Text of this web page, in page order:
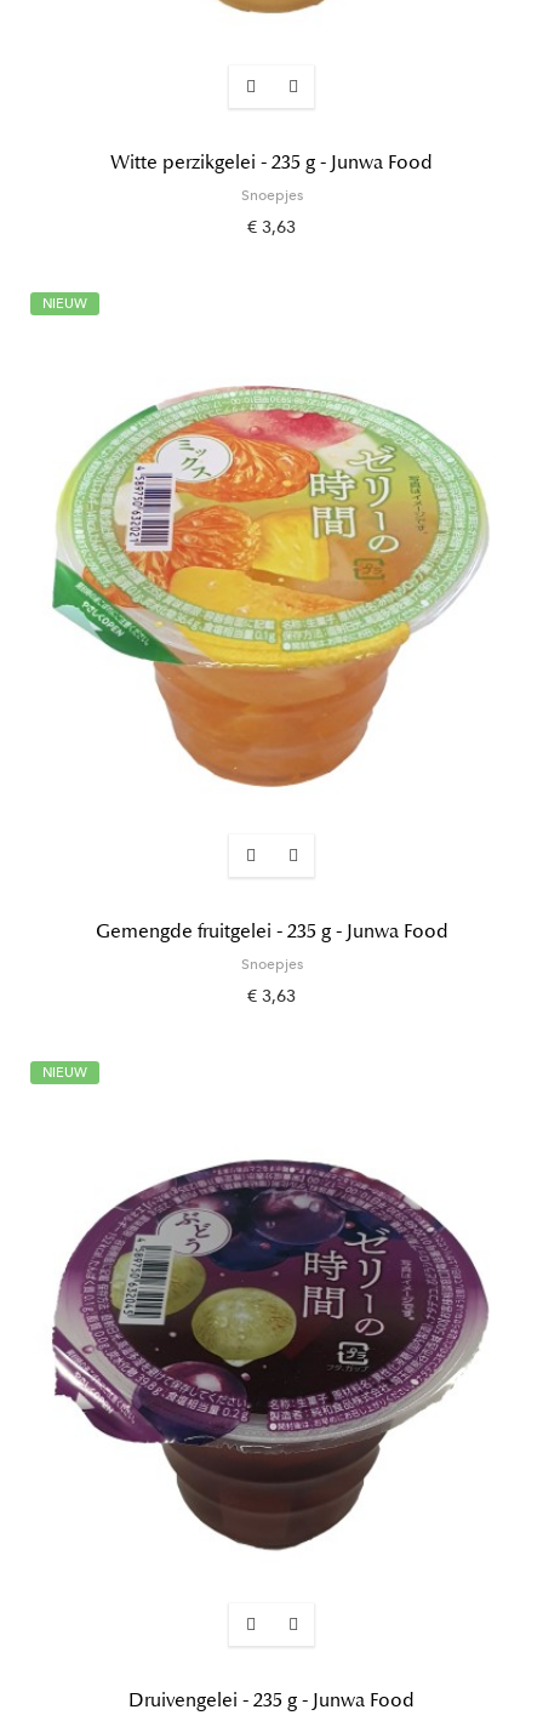
Witte perzikgelei - 235 g - Junwa Food
Snoepjes
€ 3,63
NIEUW
Gemengde fruitgelei - 235 g - Junwa Food
Snoepjes
€ 3,63
NIEUW
Druivengelei - 235 g - Junwa Food